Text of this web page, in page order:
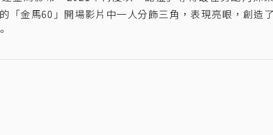
「金馬60」開場影片中一人分飾三角，表現亮眼，創造